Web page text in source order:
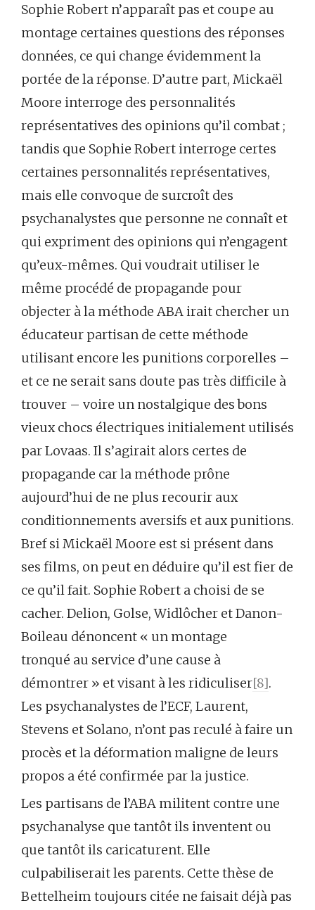
Sophie Robert n’apparaît pas et coupe au
montage certaines questions des réponses
données, ce qui change évidemment la
portée de la réponse. D’autre part, Mickaël
Moore interroge des personnalités
représentatives des opinions qu’il combat ;
tandis que Sophie Robert interroge certes
certaines personnalités représentatives,
mais elle convoque de surcroît des
psychanalystes que personne ne connaît et
qui expriment des opinions qui n’engagent
qu’eux-mêmes. Qui voudrait utiliser le
même procédé de propagande pour
objecter à la méthode ABA irait chercher un
éducateur partisan de cette méthode
utilisant encore les punitions corporelles –
et ce ne serait sans doute pas très difficile à
trouver – voire un nostalgique des bons
vieux chocs électriques initialement utilisés
par Lovaas. Il s’agirait alors certes de
propagande car la méthode prône
aujourd’hui de ne plus recourir aux
conditionnements aversifs et aux punitions.
Bref si Mickaël Moore est si présent dans
ses films, on peut en déduire qu’il est fier de
ce qu’il fait. Sophie Robert a choisi de se
cacher. Delion, Golse, Widlôcher et Danon-
Boileau dénoncent « un montage
tronqué au service d’une cause à
démontrer » et visant à les ridiculiser[8].
Les psychanalystes de l’ECF, Laurent,
Stevens et Solano, n’ont pas reculé à faire un
procès et la déformation maligne de leurs
propos a été confirmée par la justice.
Les partisans de l’ABA militent contre une
psychanalyse que tantôt ils inventent ou
que tantôt ils caricaturent. Elle
culpabiliserait les parents. Cette thèse de
Bettelheim toujours citée ne faisait déjà pas